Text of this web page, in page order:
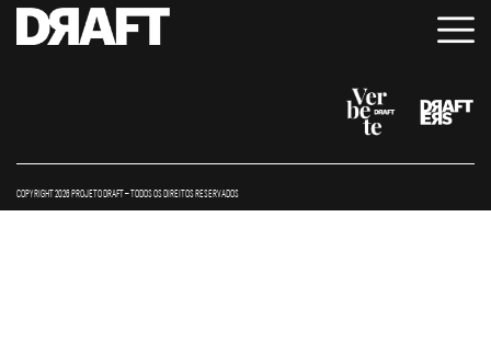
COPYRIGHT 2026 PROJETO DRAFT – TODOS OS DIREITOS RESERVADOS